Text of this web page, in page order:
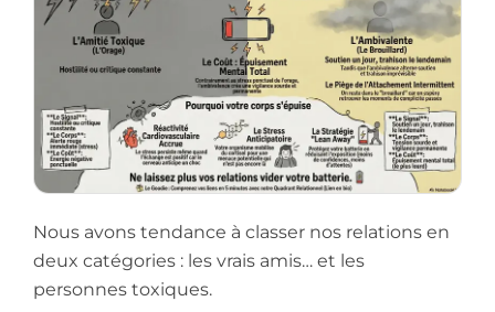
Nous avons tendance à classer nos relations en
deux catégories : les vrais amis… et les
personnes toxiques.